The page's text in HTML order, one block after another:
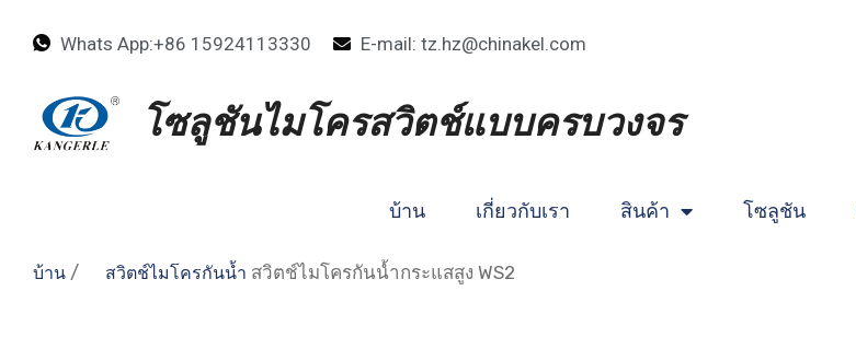
Whats App:+86 15924113330 E-mail: tz.hz@chinakel.com
โซลูชันไมโครสวิตช์แบบครบวงจร
บ้าน เกี่ยวกับเรา สินค้า โซลูชัน
บ้าน / สวิตช์ไมโครกันน้ำ สวิตช์ไมโครกันน้ำกระแสสูง WS2